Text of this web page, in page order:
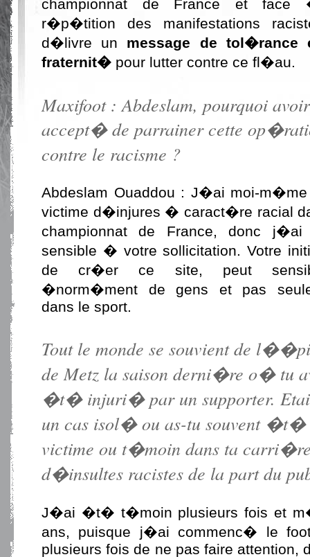
championnat de France et
r�p�tition des manifestations
d�livre un message de tol�rance
fraternit� pour lutter contre ce fl�au.
Maxifoot : Abdeslam, pourquoi avoir
accept� de parrainer cette
contre le racisme ?
Abdeslam Ouaddou : J�ai moi-
victime d�injures � caract�re racial
championnat de France, donc
sensible � votre sollicitation. Votre
de cr�er ce site, peut
�norm�ment de gens et pas
dans le sport.
Tout le monde se souvient de
de Metz la saison derni�re o� tu
�t� injuri� par un supporter.
un cas isol� ou as-tu souvent �t�
victime ou t�moin dans ta
d�insultes racistes de la part du
J�ai �t� t�moin plusieurs fois et
ans, puisque j�ai commenc� le
plusieurs fois de ne pas faire attention,